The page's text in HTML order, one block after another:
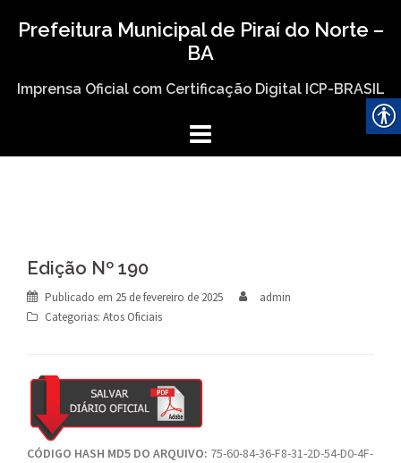
Prefeitura Municipal de Piraí do Norte –
BA
Imprensa Oficial com Certificação Digital ICP-BRASIL
Edição Nº 190
Publicado em 25 de fevereiro de 2025
admin
Categorias: Atos Oficiais
CÓDIGO HASH MD5 DO ARQUIVO: 75-60-84-36-F8-31-2D-54-D0-4F-